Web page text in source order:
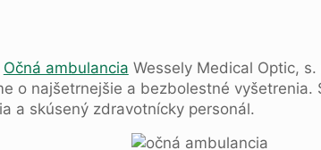
Očná ambulancia Wessely Medical Optic,
o najšetrnejšie a bezbolestné vyšetrenia.
a skúsený zdravotnícky personál.